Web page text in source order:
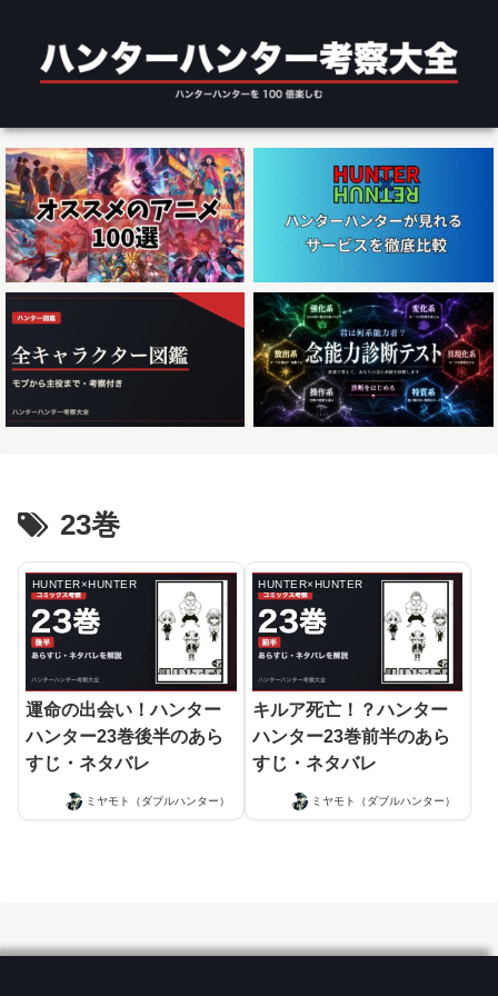
23巻
HUNTER×HUNTER
運命の出会い！ハンター
ハンター23巻後半のあら
すじ・ネタバレ
ミヤモト（ダブルハンター）
HUNTER×HUNTER
キルア死亡！？ハンター
ハンター23巻前半のあら
すじ・ネタバレ
ミヤモト（ダブルハンター）